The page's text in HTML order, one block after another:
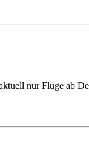
nur Flüge ab